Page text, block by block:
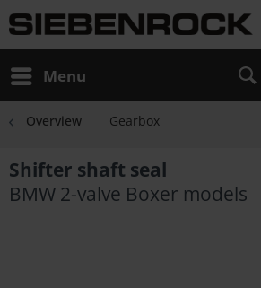
Menu
Overview Gearbox
Shifter shaft seal
BMW 2-valve Boxer models